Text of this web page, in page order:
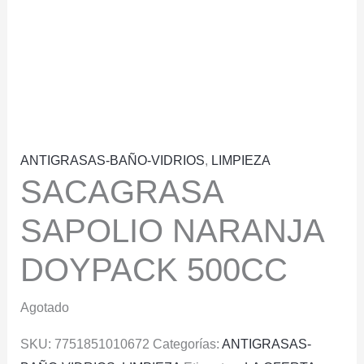
ANTIGRASAS-BAÑO-VIDRIOS, LIMPIEZA
SACAGRASA
SAPOLIO NARANJA
DOYPACK 500CC
Agotado
SKU: 7751851010672 Categorías: ANTIGRASAS-